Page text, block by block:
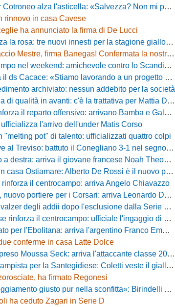
l'asticella: «Salvezza? Non mi pongo limiti, voglio vincere più partite possibile»
rinnovo in casa Cavese
ha annunciato la firma di De Lucci
la rosa: tre nuovi innesti per la stagione gialloblù
Mestre, firma Banegas! Confermata la nostra anteprima
amichevole contro lo Scandicci allo stadio Strulli di Monsummano
Cacace: «Stiamo lavorando a un progetto ambizioso»
archiviato: nessun addebito per la società
qualità in avanti: c'è la trattativa per Mattia Della Morte
il reparto offensivo: arrivano Bamba e Galeota
l'arrivo dell'under Matis Corso
"melting pot" di talento: ufficializzati quattro colpi
Treviso: battuto il Conegliano 3-1 nel segno di Gerbi e Vita
destra: arriva il giovane francese Noah Theodore
Ostiamare: Alberto De Rossi è il nuovo presidente biancoviola
rinforza il centrocampo: arriva Angelo Chiavazzo
portiere per i Corsari: arriva Leonardo De Franceschi
addii dopo l'esclusione dalla Serie D: Salzano verso una big campana
il centrocampo: ufficiale l'ingaggio di Luca Scimia
l'Ebolitana: arriva l'argentino Franco Emmanuel Boló
conferme in casa Latte Dolce
Moussa Seck: arriva l'attaccante classe 2006
per la Santegidiese: Coletti veste il giallorosso
ha firmato Regonesi
pur nella sconfitta»: Birindelli promuove il Novara nonostante il KO di Chiavari
ha ceduto Zagari in Serie D